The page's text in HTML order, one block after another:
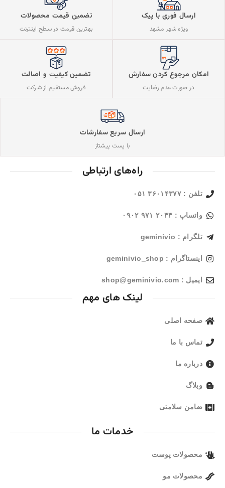
ارسال فوری با پیک
ویژه شهر مشهد
تضمین قیمت محصولات
بهترین قیمت در سطح اینترنت
امکان مرجوع کردن سفارش
در صورت عدم رضایت
تضمین کیفیت و اصالت
فروش مستقیم از شرکت
ارسال سریع سفارشات
با پست پیشتاز
راه‌های ارتباطی
تلفن : ۳۶۰۱۴۳۷۷ ۰۵۱
واتساپ : ۲۰۴۴ ۹۷۱ ۰۹۰۲
تلگرام : geminivio
اینستاگرام : geminivio_shop
ایمیل : shop@geminivio.com​
لینک های مهم
صفحه اصلی
تماس با ما
درباره ما
وبلاگ
ضامن سلامتی
خدمات ما
محصولات پوست
محصولات مو